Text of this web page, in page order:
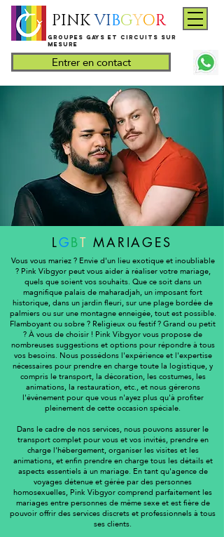
PINK VIBGYOR
Entrer en contact
​Groupes gays et circuits sur
mesure
LGBT MARIAGES
Vous vous mariez ? Envie d'un lieu exotique et inoubliable
? Pink Vibgyor peut vous aider à réaliser votre mariage,
quels que soient vos souhaits. Que ce soit dans un
magnifique palais de maharadjah, un imposant fort
historique, dans un jardin fleuri, sur une plage bordée de
palmiers ou sur une montagne enneigée, tout est possible.
Flamboyant ou sobre ? Religieux ou festif ? Grand ou petit
? À vous de choisir ! Pink Vibgyor vous propose de
nombreuses suggestions et options pour répondre à tous
vos besoins. Nous possédons l'expérience et l'expertise
nécessaires pour prendre en charge toute la logistique, y
compris le transport, la décoration, les costumes, les
animations, la restauration, etc., et nous gérerons
l'événement pour que vous n'ayez plus qu'à profiter
pleinement de cette occasion spéciale.
Dans le cadre de nos services, nous pouvons assurer le
transport complet pour vous et vos invités, prendre en
charge l'hébergement, organiser les visites et les
animations, et enfin prendre en charge tous les détails et
aspects essentiels à un mariage. En tant qu'agence de
voyages détenue et gérée par des personnes
homosexuelles, Pink Vibgyor comprend parfaitement les
mariages entre personnes de même sexe et est fière de
pouvoir offrir des services discrets et professionnels à tous
ses clients.